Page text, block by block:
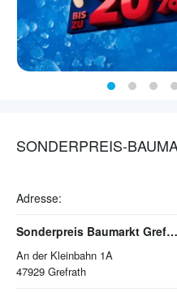
SONDERPREIS-
Adresse:
Sonderpreis Baumarkt Grefrath
An der Kleinbahn 1A
47929 Grefrath